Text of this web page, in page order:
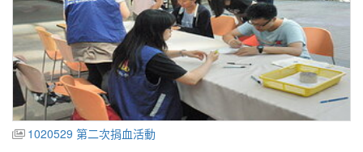
1020529 第二次捐血活動